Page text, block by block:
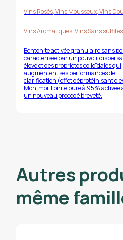
Vins Rosés,Vins Mousseux,Vins
Vins Aromatiques,Vins Sans sulfites
Bentonite activée granulaire sans
caractérisée par un pouvoir
élevé et des propriétés colloïdales qui
augmentent ses performances de
clarification (effet déprotéinisant
Montmorillonite pure à 95% activée
un nouveau procédé breveté.
Autres
même